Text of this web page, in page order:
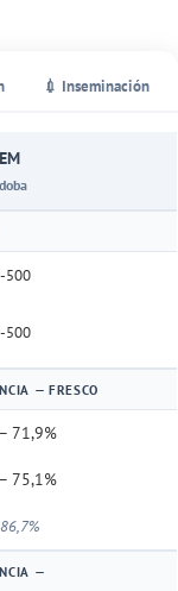
💉 Inseminación
500
500
— FRESCO
71,9%
75,1%
—